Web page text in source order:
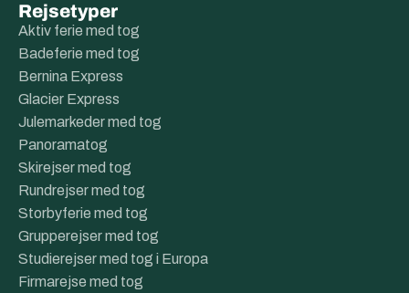
Rejsetyper
Aktiv ferie med tog
Badeferie med tog
Bernina Express
Glacier Express
Julemarkeder med tog
Panoramatog
Skirejser med tog
Rundrejser med tog
Storbyferie med tog
Grupperejser med tog
Studierejser med tog i Europa
Firmarejse med tog